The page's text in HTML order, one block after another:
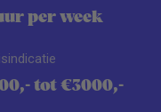
per week
tot €3000,-